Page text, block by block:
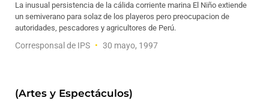
La inusual persistencia de la cálida corriente marina El Niño extiende
un semiverano para solaz de los playeros pero preocupacion de
autoridades, pescadores y agricultores de Perú.
Corresponsal de IPS 30 mayo, 1997
(Artes y Espectáculos)